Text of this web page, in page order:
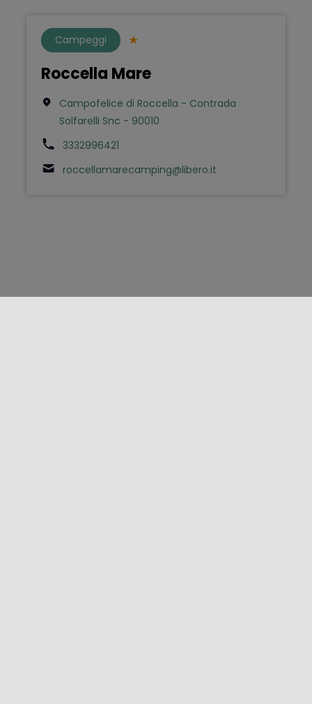
Campeggi
Roccella Mare
Campofelice di Roccella - Contrada
Solfarelli Snc - 90010
3332996421
roccellamarecamping@libero.it